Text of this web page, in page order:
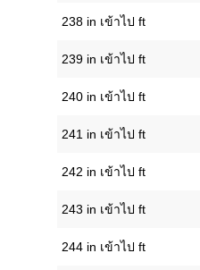
238 in เข้าไป ft
239 in เข้าไป ft
240 in เข้าไป ft
241 in เข้าไป ft
242 in เข้าไป ft
243 in เข้าไป ft
244 in เข้าไป ft